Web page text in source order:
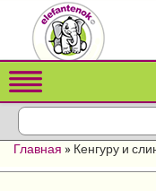
Спасибо, что
Распродажа!
Детские коляски
Главная » Кенгуру и